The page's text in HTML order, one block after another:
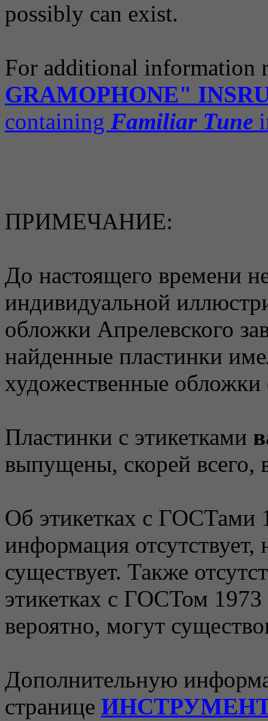
possibly can exist.
For additional information
GRAMOPHONE"
containing Familiar Tune
ПРИМЕЧАНИЕ:
До настоящего времени
индивидуальной
обложки Апрелевского
найденные пластинки
художественные
Пластинки с этикетками
выпущены, скорей всего,
Об этикетках с ГОСТами
информация отсутствует,
существует. Также
этикетках с ГОСТом 1973
вероятно, могут
Дополнительную
странице